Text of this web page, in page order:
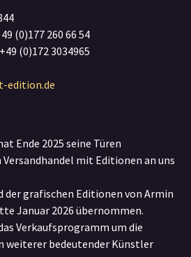
(0)177 260 66 54
(0)172 3034965
edition.de
Ende 2025 seine Türen
Versandhandel mit Editionen an uns
der grafischen Editionen von Armin
Januar 2026 übernommen.
Verkaufsprogramm um die
weiterer bedeutender Künstler